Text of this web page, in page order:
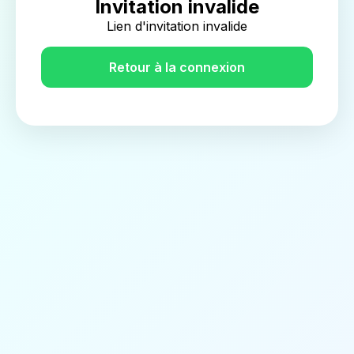
Invitation invalide
Lien d'invitation invalide
Retour à la connexion